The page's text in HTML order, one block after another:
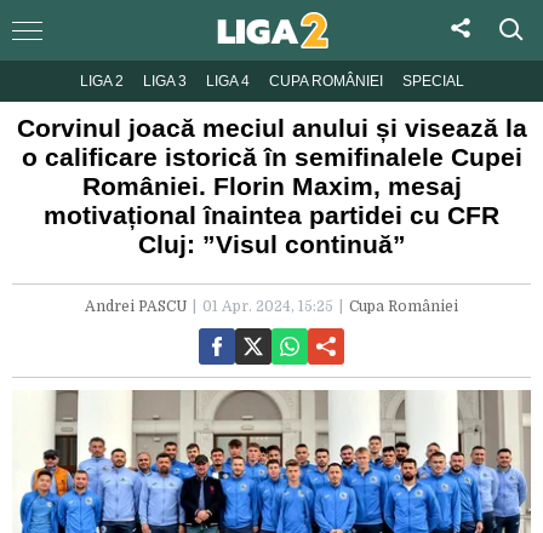
LIGA 2 LIGA 3 LIGA 4 CUPA ROMÂNIEI SPECIAL
Corvinul joacă meciul anului și visează la
o calificare istorică în semifinalele Cupei
României. Florin Maxim, mesaj
motivațional înaintea partidei cu CFR
Cluj: ”Visul continuă”
Andrei PASCU 01 Apr. 2024, 15:25 Cupa României